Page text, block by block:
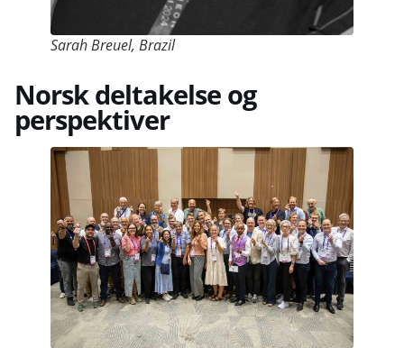
Sarah Breuel, Brazil
Norsk deltakelse og
perspektiver